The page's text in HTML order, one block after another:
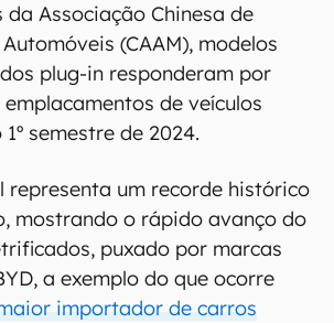
da Associação Chinesa de
(CAAM), modelos
plug-in responderam por
de veículos
semestre de 2024.
representa um recorde histórico
mostrando o rápido avanço do
puxado por marcas
a exemplo do que ocorre
importador de carros